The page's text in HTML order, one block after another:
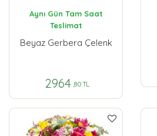
Aynı Gün Tam Saat
Teslimat
Beyaz Gerbera Çelenk
2964 ,80 TL